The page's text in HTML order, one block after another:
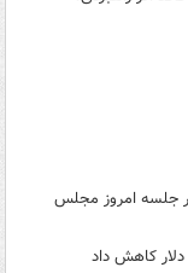
جلسه امروز مجلس